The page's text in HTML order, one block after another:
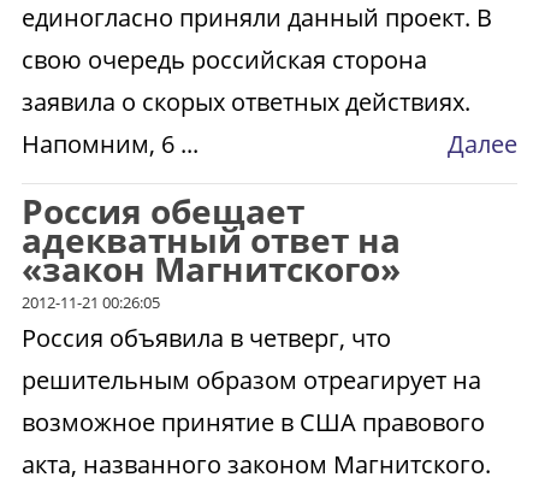
единогласно приняли данный проект. В
свою очередь российская сторона
заявила о скорых ответных действиях.
Напомним, 6 ...
Далее
Россия обещает
адекватный ответ на
«закон Магнитского»
2012-11-21 00:26:05
Россия объявила в четверг, что
решительным образом отреагирует на
возможное принятие в США правового
акта, названного законом Магнитского.